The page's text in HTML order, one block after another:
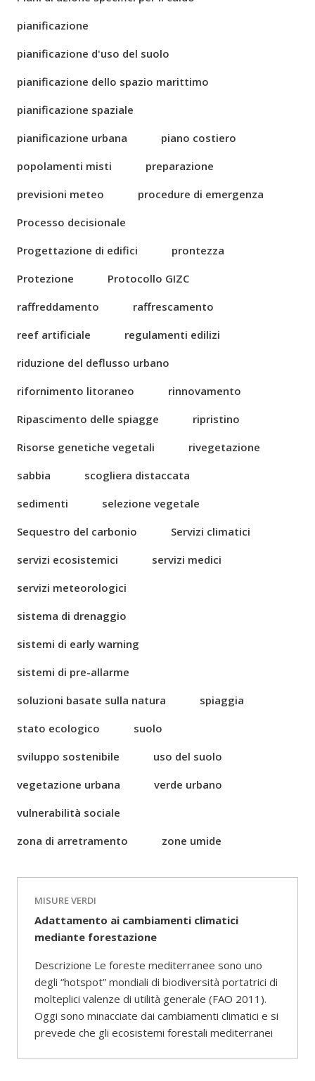
pianificazione
pianificazione d'uso del suolo
pianificazione dello spazio marittimo
pianificazione spaziale
pianificazione urbana
piano costiero
popolamenti misti
preparazione
previsioni meteo
procedure di emergenza
Processo decisionale
Progettazione di edifici
prontezza
Protezione
Protocollo GIZC
raffreddamento
raffrescamento
reef artificiale
regulamenti edilizi
riduzione del deflusso urbano
rifornimento litoraneo
rinnovamento
Ripascimento delle spiagge
ripristino
Risorse genetiche vegetali
rivegetazione
sabbia
scogliera distaccata
sedimenti
selezione vegetale
Sequestro del carbonio
Servizi climatici
servizi ecosistemici
servizi medici
servizi meteorologici
sistema di drenaggio
sistemi di early warning
sistemi di pre-allarme
soluzioni basate sulla natura
spiaggia
stato ecologico
suolo
sviluppo sostenibile
uso del suolo
vegetazione urbana
verde urbano
vulnerabilità sociale
zona di arretramento
zone umide
MISURE VERDI
Adattamento ai cambiamenti climatici
mediante forestazione
Descrizione Le foreste mediterranee sono uno
degli “hotspot” mondiali di biodiversità portatrici di
molteplici valenze di utilità generale (FAO 2011).
Oggi sono minacciate dai cambiamenti climatici e si
prevede che gli ecosistemi forestali mediterranei